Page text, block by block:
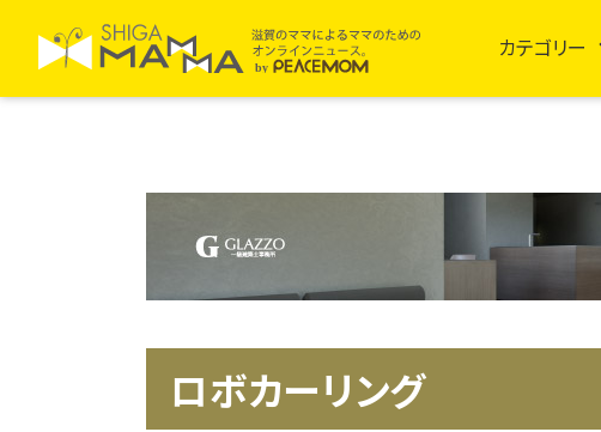
カテゴリー
ロボカーリング